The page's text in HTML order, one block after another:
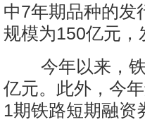
中7年期品种的发
规模为150亿元，
今年以来，
亿元。此外，今
1期铁路短期融资